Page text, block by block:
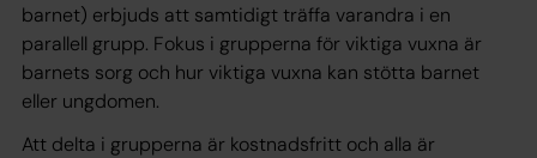
barnet) erbjuds att samtidigt träffa varandra i en
parallell grupp. Fokus i grupperna för viktiga vuxna är
barnets sorg och hur viktiga vuxna kan stötta barnet
eller ungdomen.
Att delta i grupperna är kostnadsfritt och alla är